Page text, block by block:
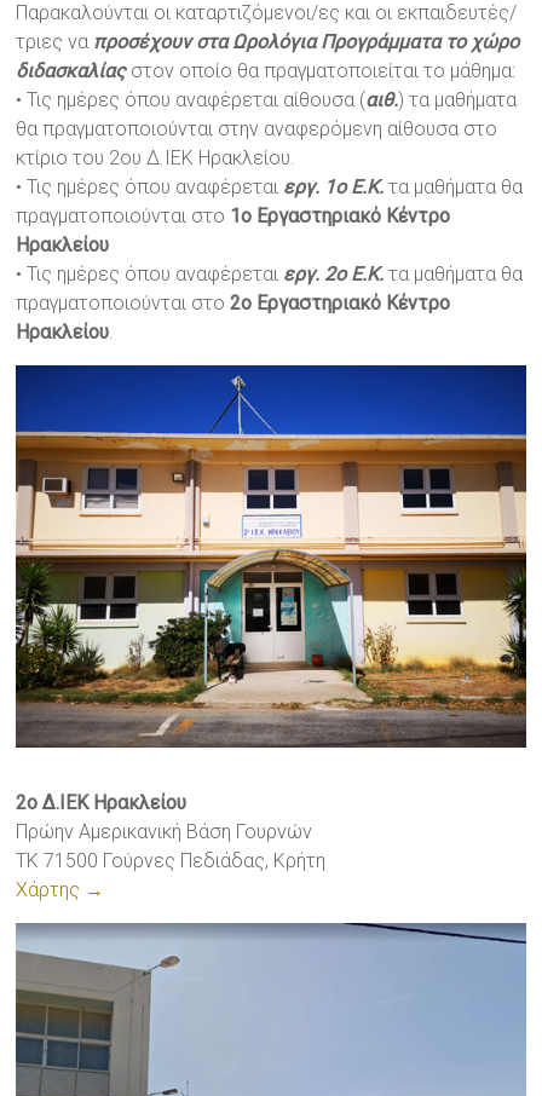
Παρακαλούνται οι καταρτιζόμενοι/ες και οι εκπαιδευτές/
τριες να προσέχουν στα Ωρολόγια Προγράμματα το χώρο
διδασκαλίαςστον οποίο θα πραγματοποιείται το μάθημα:
•Τις ημέρες όπου αναφέρεται αίθουσα (αιθ.) τα μαθήματα
θα πραγματοποιούνται στην αναφερόμενη αίθουσα στο
κτίριο του 2ου Δ.ΙΕΚ Ηρακλείου.
• Τις ημέρες όπου αναφέρεται εργ. 1ο Ε.Κ. τα μαθήματα θα
πραγματοποιούνται στο 1ο Εργαστηριακό Κέντρο
Ηρακλείου
•Τις ημέρες όπου αναφέρεται εργ. 2ο Ε.Κ. τα μαθήματα θα
πραγματοποιούνται στο2ο Εργαστηριακό Κέντρο
Ηρακλείου.
2ο Δ.ΙΕΚ Ηρακλείου
Πρώην Αμερικανική Βάση Γουρνών
ΤΚ 71500 Γούρνες Πεδιάδας, Κρήτη
Χάρτης →